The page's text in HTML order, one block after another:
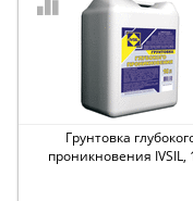
Грунтовка
проникновения IVSIL,